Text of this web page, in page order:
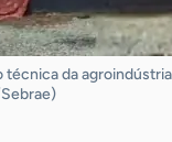
técnica da